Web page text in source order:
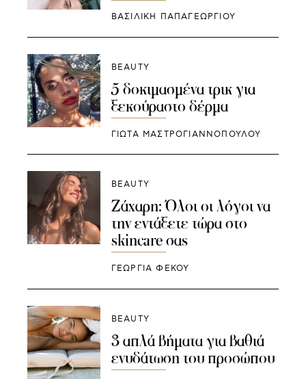
ΒΑΣΙΛΙΚΗ ΠΑΠΑΓΕΩΡΓΙΟΥ
BEAUTY
5 δοκιμασμένα τρικ για
ξεκούραστο δέρμα
ΓΙΩΤΑ ΜΑΣΤΡΟΓΙΑΝΝΟΠΟΥΛΟΥ
BEAUTY
Ζάχαρη: Όλοι οι λόγοι να
την εντάξετε τώρα στο
skincare σας
ΓΕΩΡΓΙΑ ΦΕΚΟΥ
BEAUTY
3 απλά βήματα για βαθιά
ενυδάτωση του προσώπου